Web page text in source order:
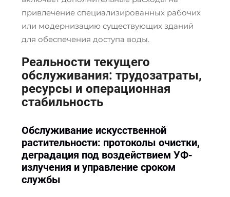
привлечение специализированных рабочих
или модернизацию существующих зданий
для обеспечения доступа воды.
Реальности текущего
обслуживания: трудозатраты,
ресурсы и операционная
стабильность
Обслуживание искусственной
растительности: протоколы очистки,
деградация под воздействием УФ-
излучения и управление сроком
службы